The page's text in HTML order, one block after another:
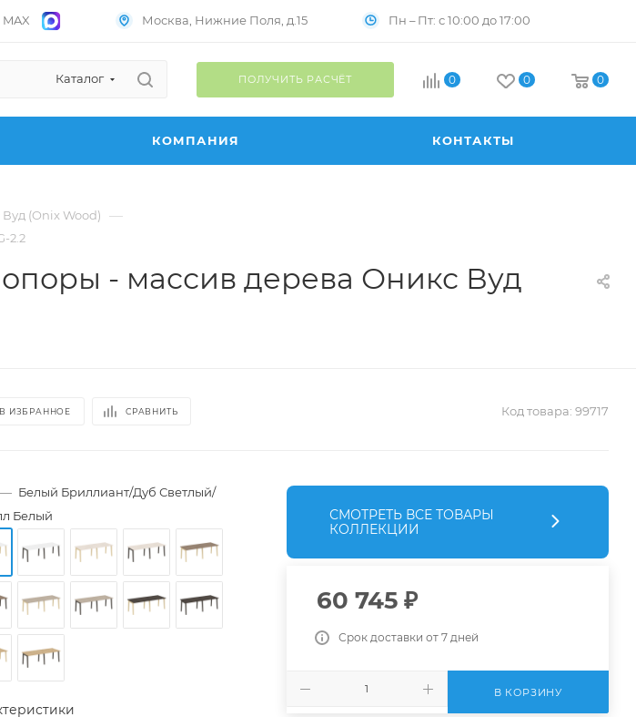
Москва, Нижние Поля, д.15 Пн – Пт: с 10:00 до 17:00
Каталог ПОЛУЧИТЬ РАСЧЁТ 0 0 0
КОМПАНИЯ КОНТАКТЫ
(Onix Wood) —
2.2
- массив дерева Оникс Вуд
В ИЗБРАННОЕ СРАВНИТЬ Код товара: 99717
— Белый Бриллиант/Дуб Светлый/
Белый
СМОТРЕТЬ ВСЕ ТОВАРЫ
КОЛЛЕКЦИИ
60 745₽
Срок доставки от 7 дней
В КОРЗИНУ